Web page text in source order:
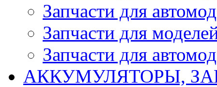
Запчасти для
Запчасти для
Запчасти для
АККУМУЛЯТОРЫ,